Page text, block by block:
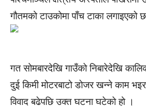
गौतमको टाउकोमा पाँच टाका लगाइएको
गत सोमबारदेखि गाउँको निबारेदेखि
दुई किमी मोटरबाटो डोजर खन्ने काम
विवाद बढेपछि उक्त घटना घटेको हो ।